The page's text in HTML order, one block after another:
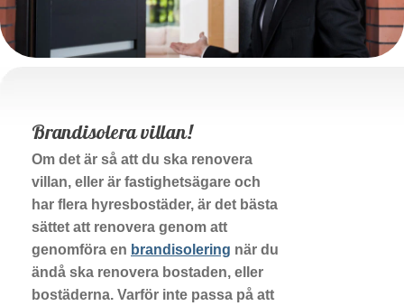
Brandisolera villan!
Om det är så att du ska renovera
villan, eller är fastighetsägare och
har flera hyresbostäder, är det bästa
sättet att renovera genom att
genomföra en brandisolering när du
ändå ska renovera bostaden, eller
bostäderna. Varför inte passa på att